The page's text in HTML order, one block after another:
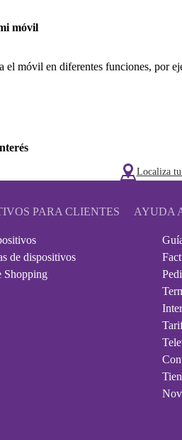
móvil
el móvil en diferentes funciones, por
Localiza tu
PARA CLIENTES
de dispositivos
Shopping
AYUDA